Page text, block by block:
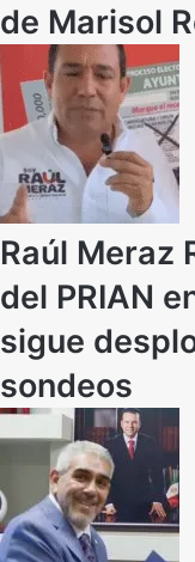
de Marisol
Raúl Meraz
del PRIAN
sigue
sondeos